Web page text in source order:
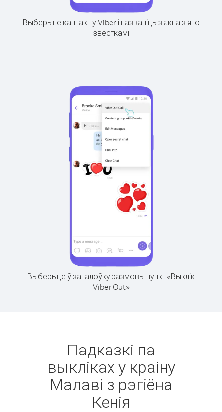
Выберыце кантакт у Viber і пазваніць з акна з яго
звесткамі
Выберыце ў загалоўку размовы пункт «Выклік
Viber Out»
Падказкі па
выкліках у краіну
Малаві з рэгіёна
Кенія